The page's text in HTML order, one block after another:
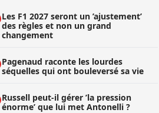
Les F1 2027 seront un ’ajustement’
des règles et non un grand
changement
Pagenaud raconte les lourdes
séquelles qui ont bouleversé sa vie
Russell peut-il gérer ’la pression
énorme’ que lui met Antonelli ?